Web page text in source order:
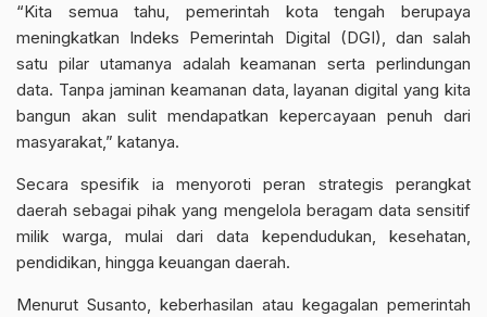
“Kita semua tahu, pemerintah kota tengah berupaya
meningkatkan Indeks Pemerintah Digital (DGI), dan salah
satu pilar utamanya adalah keamanan serta perlindungan
data. Tanpa jaminan keamanan data, layanan digital yang kita
bangun akan sulit mendapatkan kepercayaan penuh dari
masyarakat,” katanya.
Secara spesifik ia menyoroti peran strategis perangkat
daerah sebagai pihak yang mengelola beragam data sensitif
milik warga, mulai dari data kependudukan, kesehatan,
pendidikan, hingga keuangan daerah.
Menurut Susanto, keberhasilan atau kegagalan pemerintah